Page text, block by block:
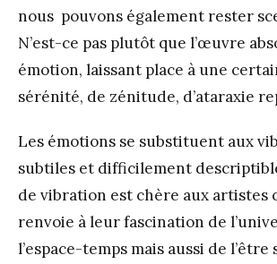
nous pouvons également rester
N’est-ce pas plutôt que l’œuvre
émotion, laissant place à une
sérénité, de zénitude, d’ataraxie
Les émotions se substituent aux
subtiles et difficilement
de vibration est chère aux artistes
renvoie à leur fascination de
l’espace-temps mais aussi de